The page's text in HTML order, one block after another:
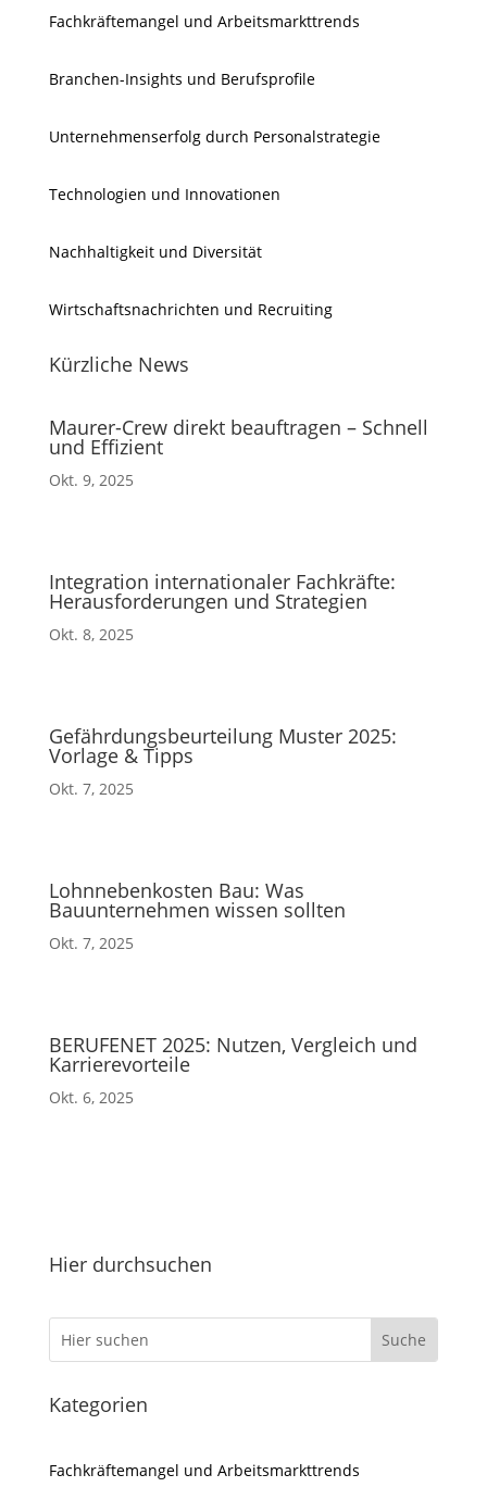
Fachkräftemangel und Arbeitsmarkttrends
Branchen-Insights und Berufsprofile
Unternehmenserfolg durch Personalstrategie
Technologien und Innovationen
Nachhaltigkeit und Diversität
Wirtschaftsnachrichten und Recruiting
Kürzliche News
Maurer-Crew direkt beauftragen – Schnell
und Effizient
Okt. 9, 2025
Integration internationaler Fachkräfte:
Herausforderungen und Strategien
Okt. 8, 2025
Gefährdungsbeurteilung Muster 2025:
Vorlage & Tipps
Okt. 7, 2025
Lohnnebenkosten Bau: Was
Bauunternehmen wissen sollten
Okt. 7, 2025
BERUFENET 2025: Nutzen, Vergleich und
Karrierevorteile
Okt. 6, 2025
Hier durchsuchen
Kategorien
Fachkräftemangel und Arbeitsmarkttrends